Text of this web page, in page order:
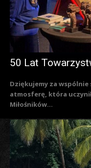
50 Lat
Dziękujemy za wspólnie
atmosferę, która
Miłośników...